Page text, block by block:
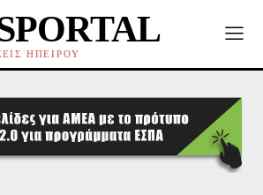
ΗΠΕΙΡΟΥ